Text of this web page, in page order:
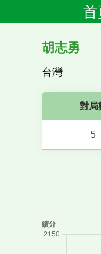
首
胡志勇
台灣
對局
5